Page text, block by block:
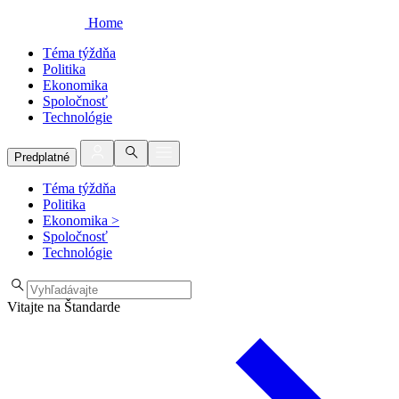
Home
Téma týždňa
Politika
Ekonomika
Spoločnosť
Technológie
Predplatné
Téma týždňa
Politika
Ekonomika >
Spoločnosť
Technológie
Vitajte na Štandarde